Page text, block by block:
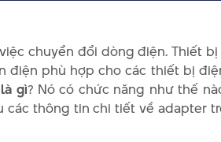
chuyển đổi dòng điện. Thiết bị
điện phù hợp cho các thiết bị
gì? Nó có chức năng như thế
các thông tin chi tiết về adapter